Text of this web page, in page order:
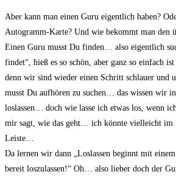
Aber kann man einen Guru eigentlich haben?
Autogramm-Karte? Und wie bekommt man den
Einen Guru musst Du finden… also eigentlich
findet“, hieß es so schön, aber ganz so einfach
denn wir sind wieder einen Schritt schlauer und
musst Du aufhören zu suchen… das wissen wir
loslassen… doch wie lasse ich etwas los, wenn
mir sagt, wie das geht… ich könnte vielleicht im
Leiste…
Da lernen wir dann „Loslassen beginnt mit
bereit loszulassen!“ Oh… also lieber doch der